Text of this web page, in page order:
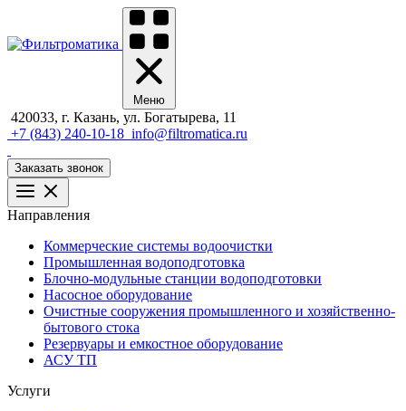
Меню
420033, г. Казань, ул. Богатырева, 11
+7 (843) 240-10-18 info@filtromatica.ru
Заказать звонок
Направления
Коммерческие системы водоочистки
Промышленная водоподготовка
Блочно-модульные станции водоподготовки
Насосное оборудование
Очистные сооружения промышленного и хозяйственно-
бытового стока
Резервуары и емкостное оборудование
АСУ ТП
Услуги